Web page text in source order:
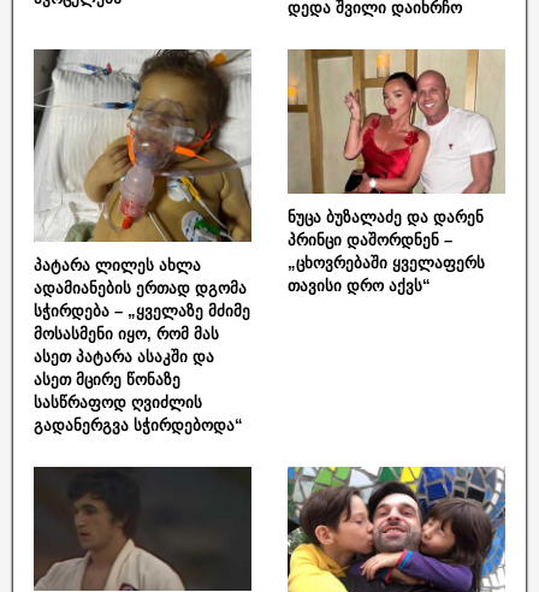
დედა შვილი დაიხრჩო
პატარა ლილეს ახლა
ადამიანების ერთად დგომა
სჭირდება – „ყველაზე მძიმე
მოსასმენი იყო, რომ მას
ასეთ პატარა ასაკში და
ასეთ მცირე წონაზე
სასწრაფოდ ღვიძლის
გადანერგვა სჭირდებოდა“
ნუცა ბუზალაძე და დარენ
პრინცი დაშორდნენ –
„ცხოვრებაში ყველაფერს
თავისი დრო აქვს“